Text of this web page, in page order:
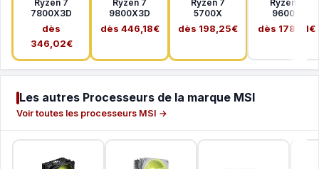
Ryzen 7
7800X3D
dès
346,02€
Ryzen 7
9800X3D
dès 446,18€
Ryzen 7
5700X
dès 198,25€
Ryzen 5
9600X
dès 178,41€
Les autres Processeurs de la marque MSI
Voir toutes les processeurs MSI →